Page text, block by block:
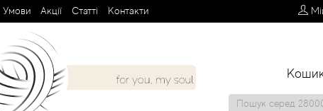
Умови Aкції Cтатті Контакти